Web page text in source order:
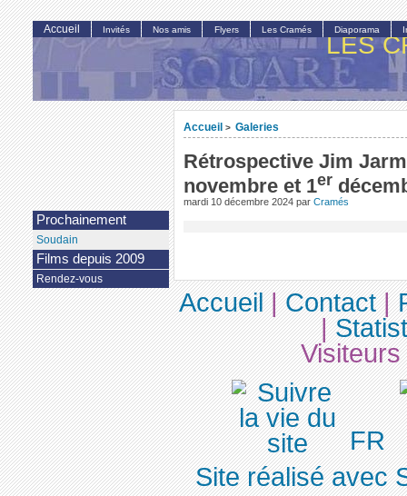
LES
Accueil > Galeries
Rétrospective Jim
novembre et 1er
mardi 10 décembre 2024 par Cramés
Accueil Invités Nos amis Flyers Les Cramés Diaporama
Prochainement
Soudain
Films depuis 2009
Rendez-vous
Accueil|Contact|
|
FR
Site réalisé avec